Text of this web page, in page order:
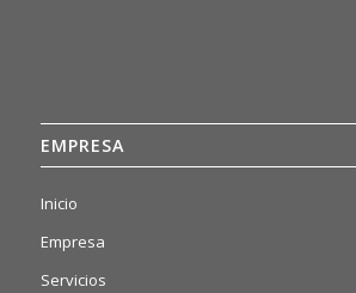
EMPRESA
Inicio
Empresa
Servicios